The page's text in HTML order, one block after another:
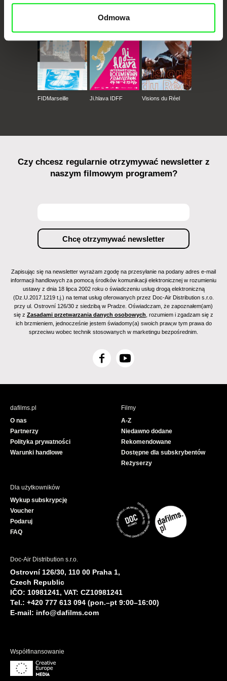
Odmowa
CPH:DOX Doclisboa
Millennium Docs
DOK Leipzig
FIDMarseille Ji.hlava IDFF Visions du Réel
Czy chcesz regularnie otrzymywać newsletter z
naszym filmowym programem?
Zapisując się na newsletter wyrażam zgodę na przesyłanie na podany adres e-mail
informacji handlowych za pomocą środków komunikacji elektronicznej w rozumieniu
ustawy z dnia 18 lipca 2002 roku o świadczeniu usług drogą elektroniczną
(Dz.U.2017.1219 t.j.) na temat usług oferowanych przez Doc-Air Distribution s.r.o.
przy ul. Ostrovní 126/30 z siedzibą w Pradze. Oświadczam, że zapoznałem(am)
się z Zasadami przetwarzania danych osobowych , rozumiem i zgadzam się z
ich brzmieniem, jednocześnie jestem świadomy(a) swoich praw,w tym prawa do
sprzeciwu wobec technik stosowanych w marketingu bezpośrednim.
F
c
Y
u
e
dafilms.pl
O nas
Partnerzy
Polityka prywatności
Warunki handlowe
Filmy
A-Z
Niedawno dodane
Rekomendowane
Dostępne dla subskrybentów
Reżyserzy
Dla użytkowników
Wykup subskrypcję
Voucher
Podaruj
FAQ
Doc-Air Distribution s.r.o.
Ostrovní 126/30, 110 00 Praha 1,
Czech Republic
IČO: 10981241, VAT: CZ10981241
Tel.: +420 777 613 094 (pon.–pt 9:00–16:00)
E-mail: info@dafilms.com
Współfinansowanie